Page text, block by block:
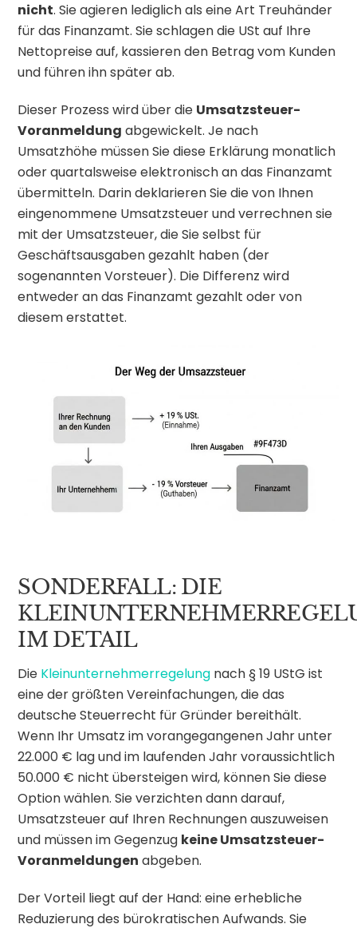
nicht. Sie agieren lediglich als eine Art Treuhänder
für das Finanzamt. Sie schlagen die USt auf Ihre
Nettopreise auf, kassieren den Betrag vom Kunden
und führen ihn später ab.
Dieser Prozess wird über die Umsatzsteuer-
Voranmeldung abgewickelt. Je nach
Umsatzhöhe müssen Sie diese Erklärung monatlich
oder quartalsweise elektronisch an das Finanzamt
übermitteln. Darin deklarieren Sie die von Ihnen
eingenommene Umsatzsteuer und verrechnen sie
mit der Umsatzsteuer, die Sie selbst für
Geschäftsausgaben gezahlt haben (der
sogenannten Vorsteuer). Die Differenz wird
entweder an das Finanzamt gezahlt oder von
diesem erstattet.
SONDERFALL: DIE
IM DETAIL
Die Kleinunternehmerregelung nach § 19 UStG ist
eine der größten Vereinfachungen, die das
deutsche Steuerrecht für Gründer bereithält.
Wenn Ihr Umsatz im vorangegangenen Jahr unter
22.000 € lag und im laufenden Jahr voraussichtlich
50.000 € nicht übersteigen wird, können Sie diese
Option wählen. Sie verzichten dann darauf,
Umsatzsteuer auf Ihren Rechnungen auszuweisen
und müssen im Gegenzug keine Umsatzsteuer-
Voranmeldungen abgeben.
Der Vorteil liegt auf der Hand: eine erhebliche
Reduzierung des bürokratischen Aufwands. Sie